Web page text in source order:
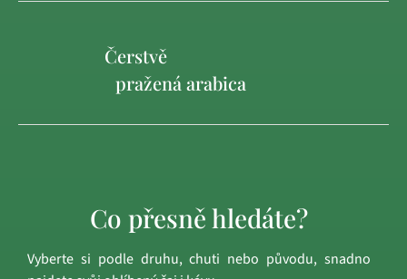
Čerstvě
pražená arabica
Co přesně hledáte?
Vyberte si podle druhu, chuti nebo původu, snadno